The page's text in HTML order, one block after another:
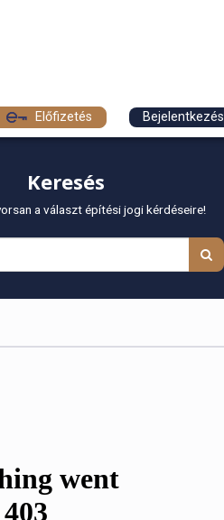
Előfizetés Bejelentkezés
Keresés
a választ építési jogi kérdéseire!